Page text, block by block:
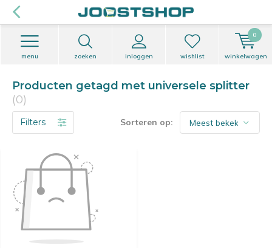
zoeken inloggen
menu wishlist winkelwagen
0
Producten getagd met universele splitter
(0)
Filters Sorteren op: